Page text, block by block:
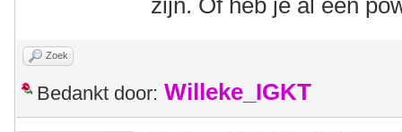
zijn. Of heb je al een
Zoek
Bedankt door: Willeke_IGKT